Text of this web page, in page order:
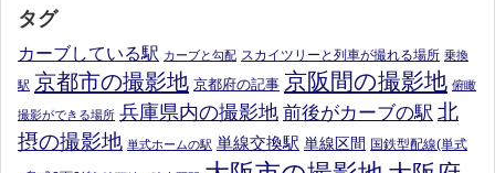
タグ
カーブしている駅 カーブと勾配 スカイツリーと列車が撮れる場所 乗換
駅 京都市の撮影地 京都府の記事 京阪間の撮影地 俯瞰
撮影ができる場所 兵庫県内の撮影地 前後がカーブの駅 北
摂の撮影地 単式ホームの駅 単線交換駅 単線区間 国鉄型配線(単式